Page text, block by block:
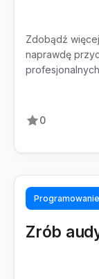
Zdobądź
naprawdę
0
Programowanie
Zrób